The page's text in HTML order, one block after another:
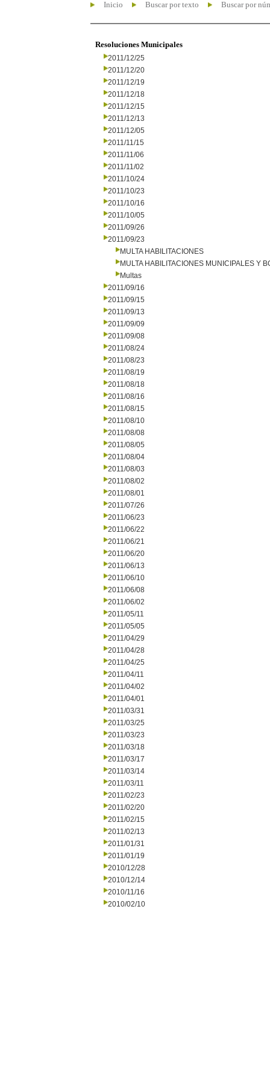
Inicio Buscar por texto Buscar por
Resoluciones Municipales
2011/12/25
2011/12/20
2011/12/19
2011/12/18
2011/12/15
2011/12/13
2011/12/05
2011/11/15
2011/11/06
2011/11/02
2011/10/24
2011/10/23
2011/10/16
2011/10/05
2011/09/26
2011/09/23
MULTA HABILITACIONES
MULTA HABILITACIONES MUNICIPALES Y
Multas
2011/09/16
2011/09/15
2011/09/13
2011/09/09
2011/09/08
2011/08/24
2011/08/23
2011/08/19
2011/08/18
2011/08/16
2011/08/15
2011/08/10
2011/08/08
2011/08/05
2011/08/04
2011/08/03
2011/08/02
2011/08/01
2011/07/26
2011/06/23
2011/06/22
2011/06/21
2011/06/20
2011/06/13
2011/06/10
2011/06/08
2011/06/02
2011/05/11
2011/05/05
2011/04/29
2011/04/28
2011/04/25
2011/04/11
2011/04/02
2011/04/01
2011/03/31
2011/03/25
2011/03/23
2011/03/18
2011/03/17
2011/03/14
2011/03/11
2011/02/23
2011/02/20
2011/02/15
2011/02/13
2011/01/31
2011/01/19
2010/12/28
2010/12/14
2010/11/16
2010/02/10